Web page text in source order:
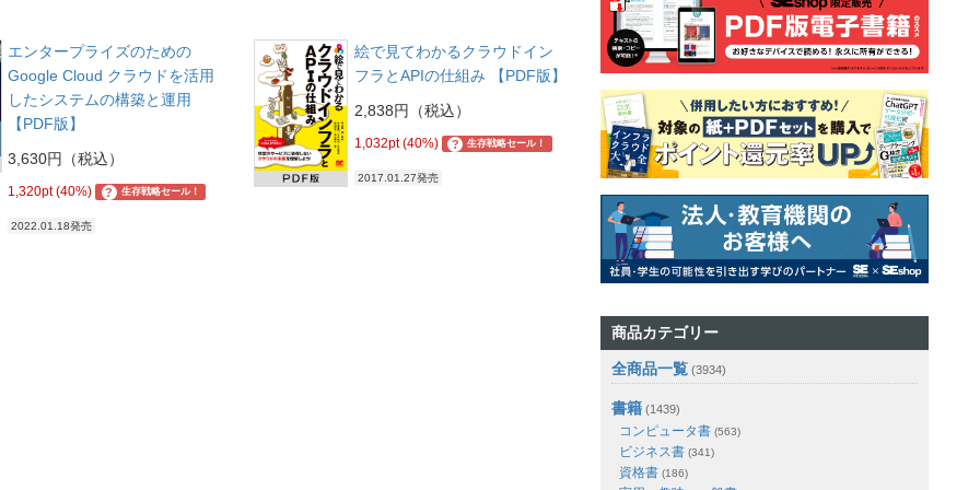
エンタープライズのための
Google Cloud クラウドを活用
したシステムの構築と運用
【PDF版】
3,630円（税込）
1,320pt (40%) ? 生存戦略セール！
2022.01.18発売
絵で見てわかるクラウドイン
フラとAPIの仕組み 【PDF版】
2,838円（税込）
1,032pt (40%) ? 生存戦略セール！
2017.01.27発売
商品カテゴリー
全商品一覧 (3934)
書籍 (1439)
コンピュータ書 (563)
ビジネス書 (341)
資格書 (186)